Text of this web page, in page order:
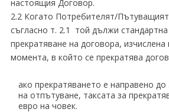
настоящия Договор.
2.2 Когато Потребителят/
съгласно т. 2.1 той дължи стандартна
прекратяване на договора,
момента, в който се прекратява
ако прекратяването е направено
на отпътуване, таксата за
евро на човек.